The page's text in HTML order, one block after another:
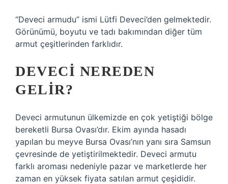
“Deveci armudu” ismi Lütfi Deveci’den gelmektedir.
Görünümü, boyutu ve tadı bakımından diğer tüm
armut çeşitlerinden farklıdır.
DEVECI NEREDEN
GELIR?
Deveci armutunun ülkemizde en çok yetiştiği bölge
bereketli Bursa Ovası’dır. Ekim ayında hasadı
yapılan bu meyve Bursa Ovası’nın yanı sıra Samsun
çevresinde de yetiştirilmektedir. Deveci armutu
farklı aroması nedeniyle pazar ve marketlerde her
zaman en yüksek fiyata satılan armut çeşididir.